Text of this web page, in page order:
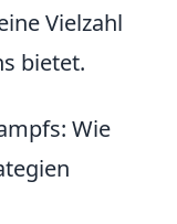
Vielzahl
bietet.
Wie